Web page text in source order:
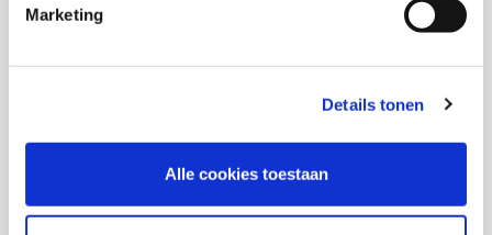
Marketing
Details tonen
Alle cookies toestaan
Artikelnummer
180 2859 101